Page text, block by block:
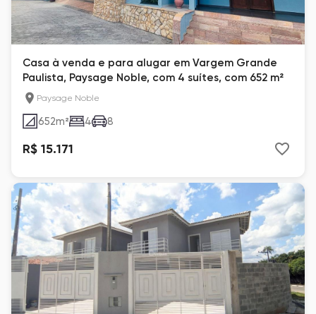
Casa à venda e para alugar em Vargem Grande
Paulista, Paysage Noble, com 4 suítes, com 652 m²
Paysage Noble
652m² 4 8
R$ 15.171